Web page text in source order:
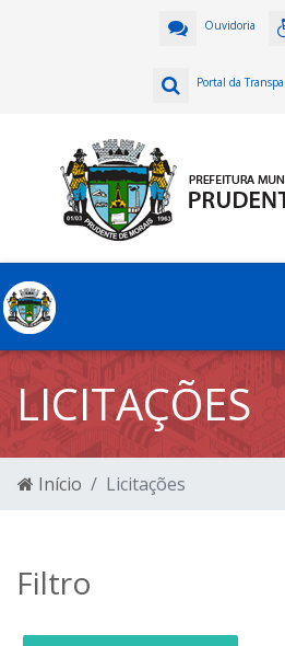
Ouvidoria
Portal da
LICITAÇÕES
Início Licitações
Filtro